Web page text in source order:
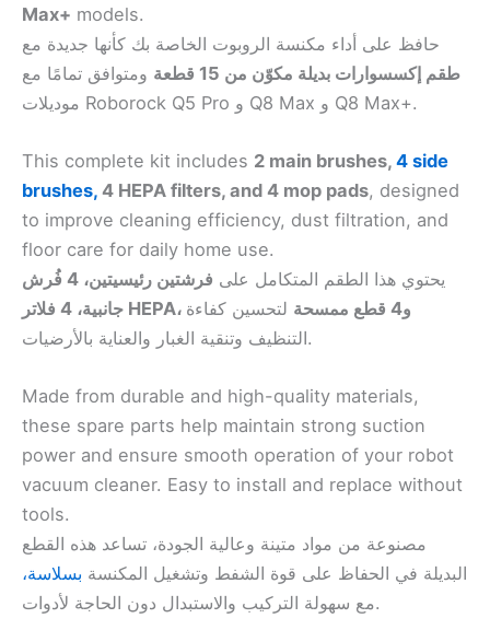
Max+ models.
حافظ على أداء مكنسة الروبوت الخاصة بك كأنها جديدة مع
طقم إكسسوارات بديلة مكوّن من 15 قطعة
ومتوافق تمامًا مع
موديلات Roborock Q5 Pro و Q8 Max و Q8 Max+.
This complete kit includes 2 main brushes, 4 side
brushes, 4 HEPA filters, and 4 mop pads, designed
to improve cleaning efficiency, dust filtration, and
floor care for daily home use.
يحتوي هذا الطقم المتكامل على
فرشتين رئيسيتين، 4 فُرش
جانبية، 4 فلاتر HEPA، و4 قطع ممسحة
لتحسين كفاءة
التنظيف وتنقية الغبار والعناية بالأرضيات.
Made from durable and high-quality materials,
these spare parts help maintain strong suction
power and ensure smooth operation of your robot
vacuum cleaner. Easy to install and replace without
tools.
مصنوعة من مواد متينة وعالية الجودة، تساعد هذه القطع
البديلة في الحفاظ على قوة الشفط وتشغيل المكنسة بسلاسة،
مع سهولة التركيب والاستبدال دون الحاجة لأدوات.